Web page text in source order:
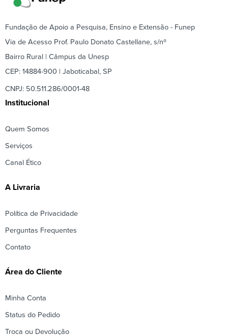
Fundação de Apoio a Pesquisa, Ensino e Extensão - Funep
Via de Acesso Prof. Paulo Donato Castellane, s/nº
Bairro Rural | Câmpus da Unesp
CEP: 14884-900 | Jaboticabal, SP
CNPJ: 50.511.286/0001-48
Institucional
Quem Somos
Serviços
Canal Ético
A Livraria
Política de Privacidade
Perguntas Frequentes
Contato
Área do Cliente
Minha Conta
Status do Pedido
Troca ou Devolução